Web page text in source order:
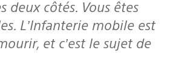
deux côtés. Vous êtes
L’Infanterie mobile est
et c’est le sujet de